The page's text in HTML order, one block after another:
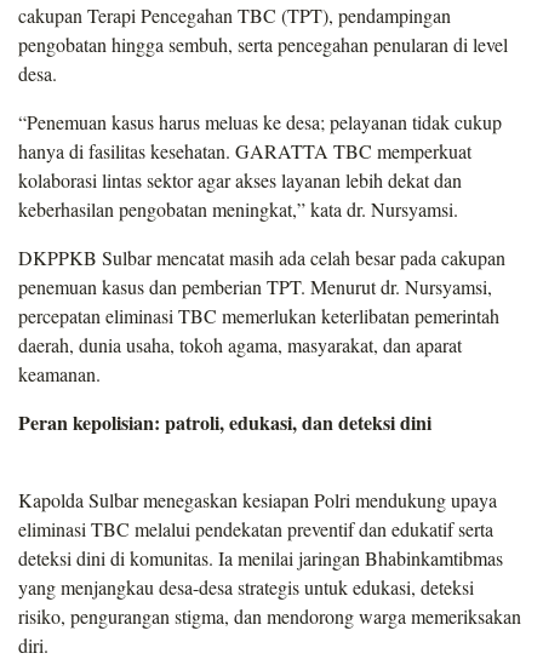
cakupan Terapi Pencegahan TBC (TPT), pendampingan
pengobatan hingga sembuh, serta pencegahan penularan di level
desa.
“Penemuan kasus harus meluas ke desa; pelayanan tidak cukup
hanya di fasilitas kesehatan. GARATTA TBC memperkuat
kolaborasi lintas sektor agar akses layanan lebih dekat dan
keberhasilan pengobatan meningkat,” kata dr. Nursyamsi.
DKPPKB Sulbar mencatat masih ada celah besar pada cakupan
penemuan kasus dan pemberian TPT. Menurut dr. Nursyamsi,
percepatan eliminasi TBC memerlukan keterlibatan pemerintah
daerah, dunia usaha, tokoh agama, masyarakat, dan aparat
keamanan.
Peran kepolisian: patroli, edukasi, dan deteksi dini
Kapolda Sulbar menegaskan kesiapan Polri mendukung upaya
eliminasi TBC melalui pendekatan preventif dan edukatif serta
deteksi dini di komunitas. Ia menilai jaringan Bhabinkamtibmas
yang menjangkau desa-desa strategis untuk edukasi, deteksi
risiko, pengurangan stigma, dan mendorong warga memeriksakan
diri.